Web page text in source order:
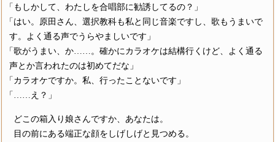
「もしかして、わたしを合唱部に勧誘してるの？」
「はい。原田さん、選択教科も私と同じ音楽ですし、歌もうまいで
す。よく通る声でうらやましいです」
「歌がうまい、か……。確かにカラオケは結構行くけど、よく通る
声とか言われたのは初めてだな」
「カラオケですか。私、行ったことないです」
「……え？」
どこの箱入り娘さんですか、あなたは。
目の前にある端正な顔をしげしげと見つめる。